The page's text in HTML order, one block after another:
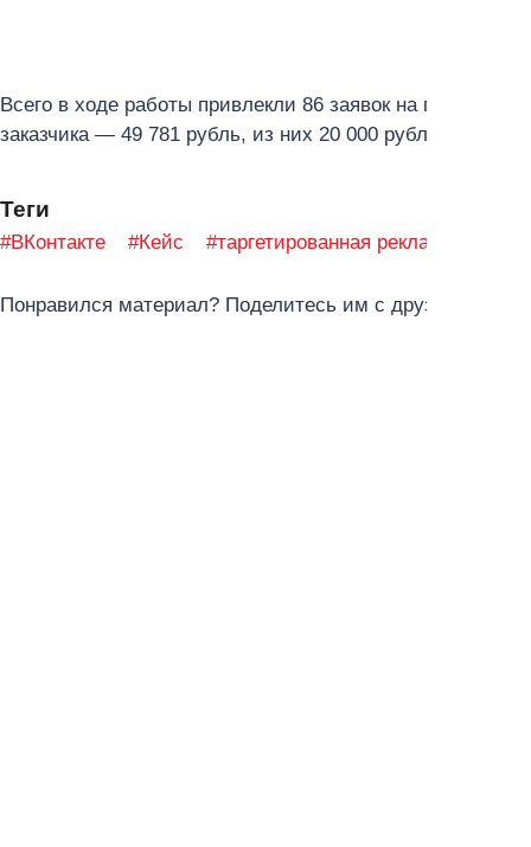
Всего в ходе работы привлекли 86 заявок на покупку
заказчика — 49 781 рубль, из них 20 000 рублей — по
Теги
#ВКонтакте #Кейс #таргетированная реклама
Понравился материал? Поделитесь им с друзьями в